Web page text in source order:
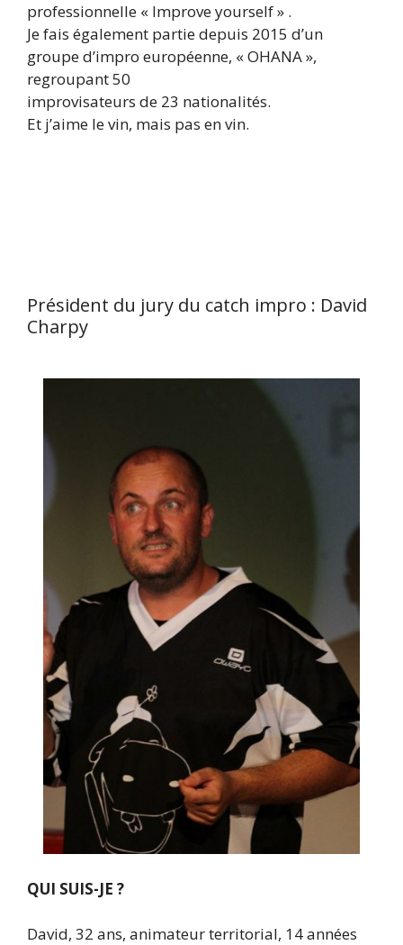
professionnelle « Improve yourself » .
Je fais également partie depuis 2015 d’un
groupe d’impro européenne, « OHANA »,
regroupant 50
improvisateurs de 23 nationalités.
Et j’aime le vin, mais pas en vin.
Président du jury du catch impro : David
Charpy
QUI SUIS-JE ?
David, 32 ans, animateur territorial, 14 années